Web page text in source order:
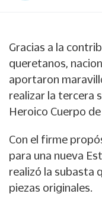
Gracias a la
queretanos,
aportaron
realizar la tercera
Heroico Cuerpo
Con el firme
para una nueva
realizó la subasta
piezas originales.